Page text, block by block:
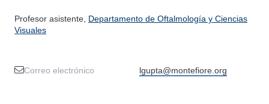
Profesor asistente, Departamento de Oftalmología y Ciencias
Visuales
Correo electrónico lgupta@montefiore.org